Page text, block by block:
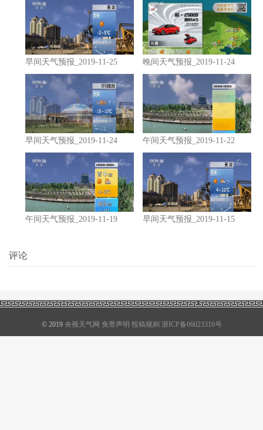
早间天气预报_2019-11-25 晚间天气预报_2019-11-24
早间天气预报_2019-11-24 午间天气预报_2019-11-22
午间天气预报_2019-11-19 早间天气预报_2019-11-15
评论
© 2019 央视天气网 免责声明 投稿规则 浙ICP备06023316号